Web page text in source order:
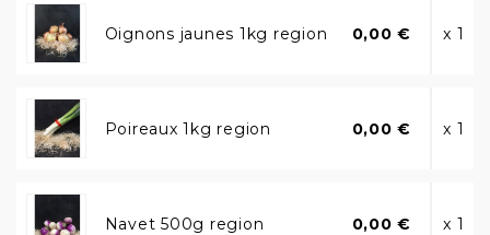
Oignons jaunes 1kg region 0,00 € x 1
Poireaux 1kg region 0,00 € x 1
Navet 500g region 0,00 € x 1